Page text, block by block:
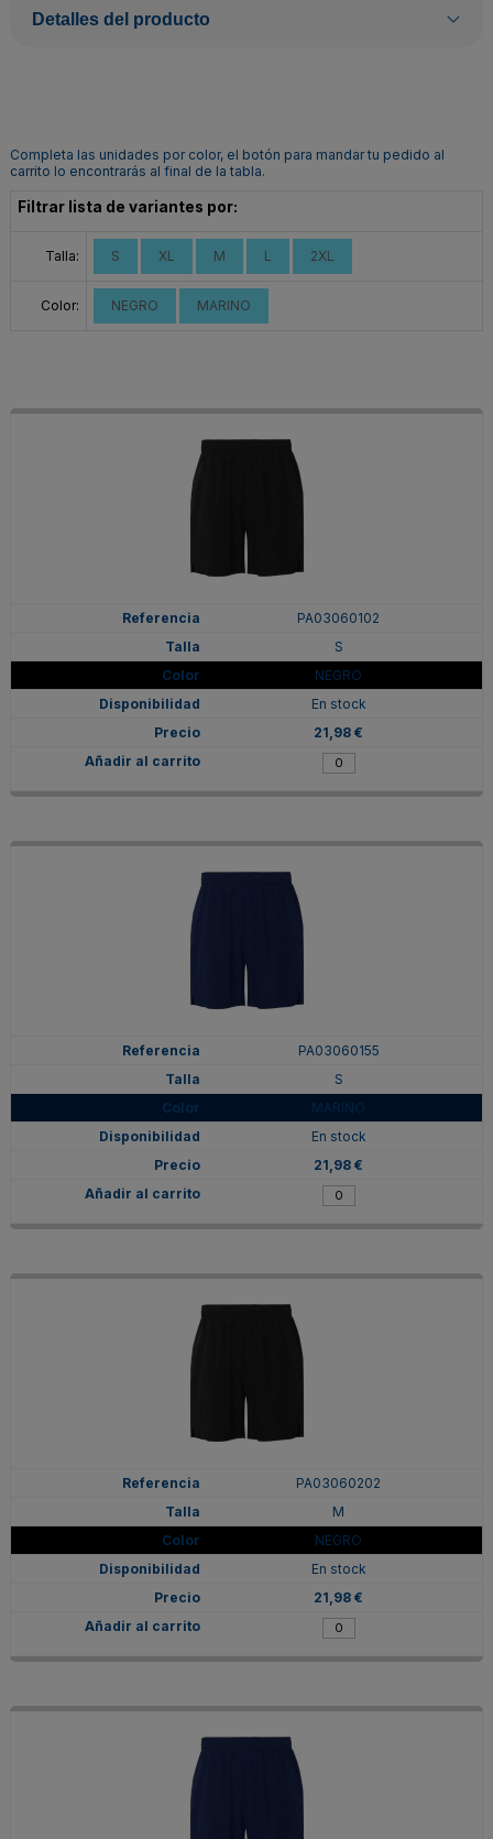
Detalles del producto
Completa las unidades por color, el botón para mandar tu pedido al
carrito lo encontrarás al final de la tabla.
Filtrar lista de variantes por:
Talla: S XL M L 2XL
Color: NEGRO MARINO
PA03060102
S
NEGRO
En stock
21,98 €
PA03060155
S
MARINO
En stock
21,98 €
PA03060202
M
NEGRO
En stock
21,98 €